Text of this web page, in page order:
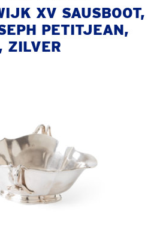
XV SAUSBOOT,
PETITJEAN,
ZILVER